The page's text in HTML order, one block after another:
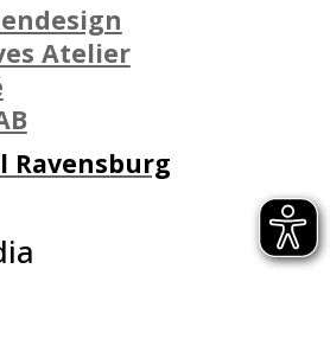
Atelier
Ravensburg